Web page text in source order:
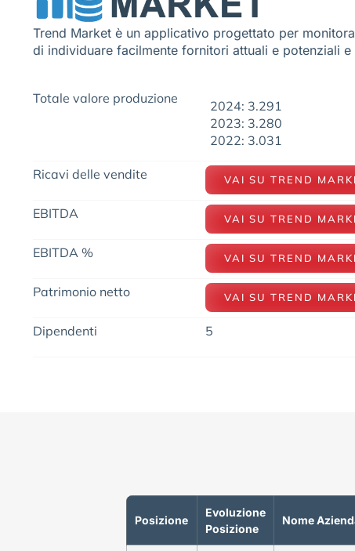
Trend Market è un applicativo progettato per
di individuare facilmente fornitori attuali e potenziali
Totale valore produzione
2024: 3.291
2023: 3.280
2022: 3.031
Ricavi delle vendite VAI SU TREND
EBITDA VAI SU TREND
EBITDA % VAI SU TREND
Patrimonio netto VAI SU TREND
Dipendenti 5
Posizione
Evoluzione
Posizione
Nome